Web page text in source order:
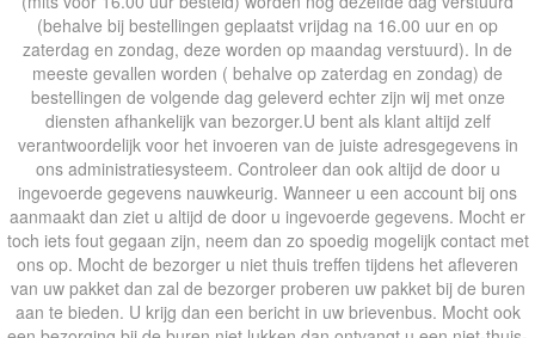
(behalve bij bestellingen geplaatst vrijdag na 16.00 uur en op
zaterdag en zondag, deze worden op maandag verstuurd). In de
meeste gevallen worden ( behalve op zaterdag en zondag) de
bestellingen de volgende dag geleverd echter zijn wij met onze
diensten afhankelijk van bezorger.U bent als klant altijd zelf
verantwoordelijk voor het invoeren van de juiste adresgegevens in
ons administratiesysteem. Controleer dan ook altijd de door u
ingevoerde gegevens nauwkeurig. Wanneer u een account bij ons
aanmaakt dan ziet u altijd de door u ingevoerde gegevens. Mocht er
toch iets fout gegaan zijn, neem dan zo spoedig mogelijk contact met
ons op. Mocht de bezorger u niet thuis treffen tijdens het afleveren
van uw pakket dan zal de bezorger proberen uw pakket bij de buren
aan te bieden. U krijg dan een bericht in uw brievenbus. Mocht ook